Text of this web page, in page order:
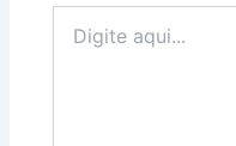
aqui...